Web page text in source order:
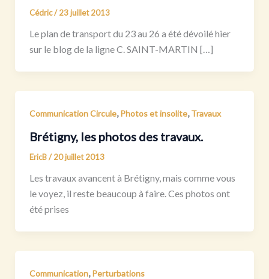
Cédric/23 juillet 2013
Le plan de transport du 23 au 26 a été dévoilé hier
sur le blog de la ligne C. SAINT-MARTIN […]
Communication Circule,Photos et insolite,Travaux
Brétigny, les photos des travaux.
EricB/20 juillet 2013
Les travaux avancent à Brétigny, mais comme vous
le voyez, il reste beaucoup à faire. Ces photos ont
été prises
Communication, Perturbations